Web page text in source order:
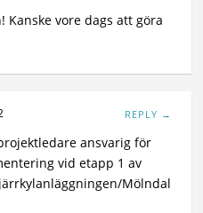
Kanske vore dags att göra
REPLY →
ansvarig för
vid etapp 1 av
Mölndal